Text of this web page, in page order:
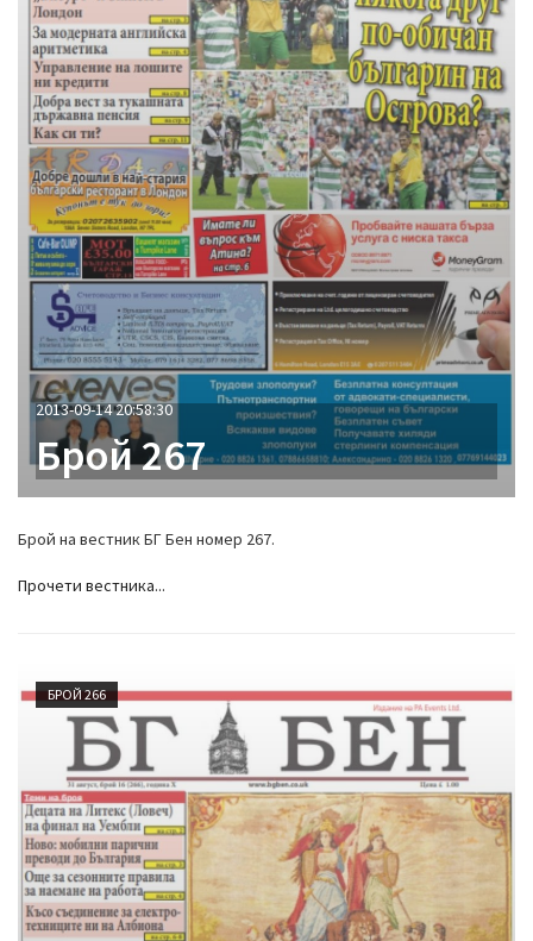
2013-09-14 20:58:30
Брой 267
Брой на вестник БГ Бен номер 267.
Прочети вестника...
БРОЙ 266